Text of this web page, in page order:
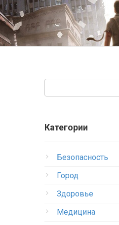
Категории
Безопасность
Город
Здоровье
Медицина